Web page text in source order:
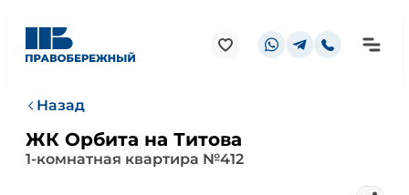
Назад
ЖК Орбита на Титова
1-комнатная квартира №412